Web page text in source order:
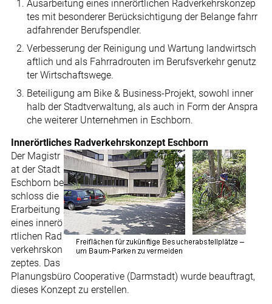
Ausarbeitung eines innerörtlichen Radverkehrskonzep
tes mit besonderer Berücksichtigung der Belange fahrr
adfahrender Berufspendler.
Verbesserung der Reinigung und Wartung landwirtsch
aftlich und als Fahrradrouten im Berufsverkehr genutz
ter Wirtschaftswege.
Beteiligung am Bike & Business-Projekt, sowohl inner
halb der Stadtverwaltung, als auch in Form der Anspra
che weiterer Unternehmen in Eschborn.
Innerörtliches Radverkehrskonzept Eschborn
Der Magistr
at der Stadt
Eschborn be
schloss die
Erarbeitung
eines innerö
rtlichen Rad
verkehrskon
zeptes. Das
Planungsbüro Cooperative (Darmstadt) wurde beauftragt,
dieses Konzept zu erstellen.